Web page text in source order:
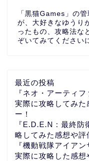
「黒猫Games」の
が、大好きなゆうり
ったもの、攻略法な
ぞいてみてください
最近の投稿
『ネオ・アーティ
実際に攻略してみた
ー！
『E.D.E.N：最終
略してみた感想や評
『機動戦隊アイア
実際に攻略した感想